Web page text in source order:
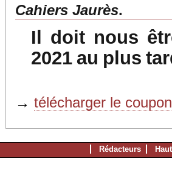
Cahiers Jaurès.
Il doit nous
2021 au plus
→ télécharger le
Rédacteurs